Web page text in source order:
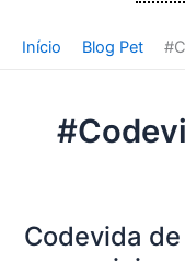
Início Blog Pet
Codevida